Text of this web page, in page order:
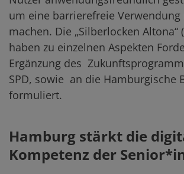
um eine barrierefreie Verwendung
machen. Die „Silberlocken Altona“
haben zu einzelnen Aspekten
Ergänzung des
SPD, sowie an die Hamburgische
formuliert.
Hamburg stärkt die
Kompetenz der